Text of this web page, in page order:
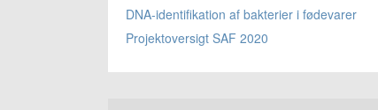
DNA-identifikation af bakterier i fødevarer
Projektoversigt SAF 2020